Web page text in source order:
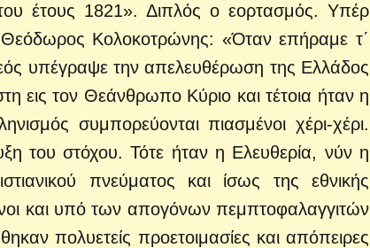
έτους 1821». Διπλός ο εορτασμός. Υπέρ
Κολοκοτρώνης: «Όταν επήραμε τ΄
υπέγραψε την απελευθέρωση της Ελλάδος
εις τον Θεάνθρωπο Κύριο και τέτοια ήταν η
συμπορεύονται πιασμένοι χέρι-χέρι.
του στόχου. Τότε ήταν η Ελευθερία, νύν η
πνεύματος και ίσως της εθνικής
και υπό των απογόνων πεμπτοφαλαγγιτών
πολυετείς προετοιμασίες και απόπειρες